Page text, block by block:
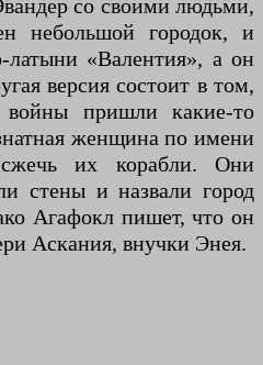
со своими людьми,
небольшой городок, и
«Валентия», а он
версия состоит в том,
войны пришли какие-то
женщина по имени
их корабли. Они
стены и назвали город
Агафокл пишет, что он
Аскания, внучки Энея.